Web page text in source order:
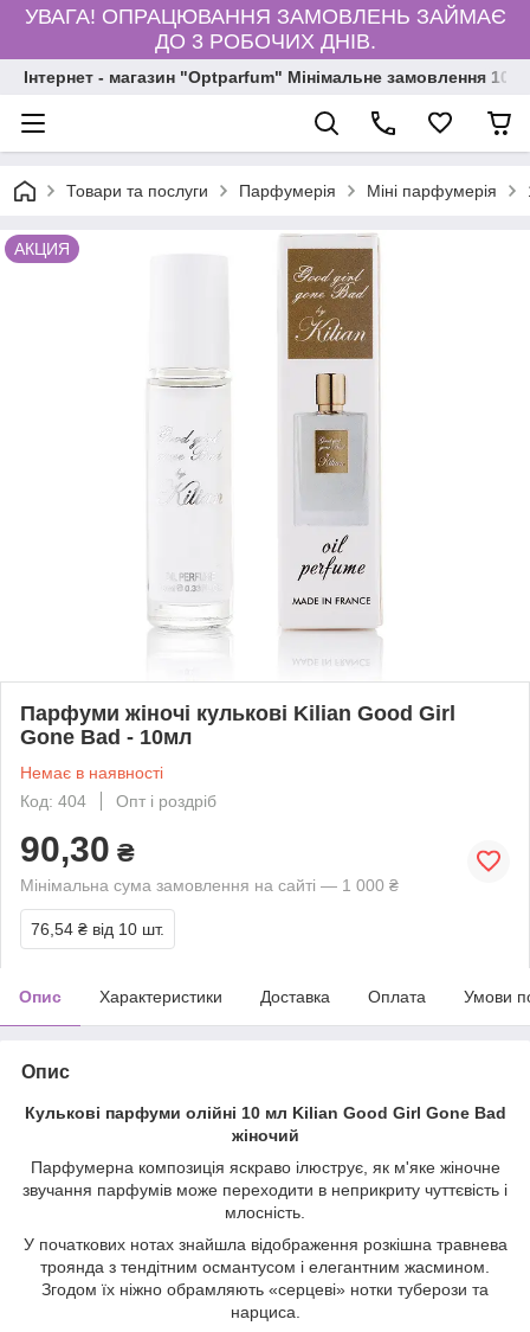
УВАГА! ОПРАЦЮВАННЯ ЗАМОВЛЕНЬ ЗАЙМАЄ
ДО 3 РОБОЧИХ ДНІВ.
Інтернет - магазин "Optparfum" Мінімальне замовлення
Товари та послуги Парфумерія Міні парфумерія
АКЦИЯ
Парфуми жіночі кулькові Kilian Good Girl
Gone Bad - 10мл
Немає в наявності
Код: 404
Опт і роздріб
90,30 ₴
Мінімальна сума замовлення на сайті — 1 000 ₴
76,54 ₴ від 10 шт.
Опис Характеристики Доставка Оплата Умови
Опис
Кулькові парфуми олійні 10 мл Kilian Good Girl Gone Bad
жіночий
Парфумерна композиція яскраво ілюструє, як м'яке жіночне
звучання парфумів може переходити в неприкриту чуттєвість і
млосність.
У початкових нотах знайшла відображення розкішна травнева
троянда з тендітним османтусом і елегантним жасмином.
Згодом їх ніжно обрамляють «серцеві» нотки туберози та
нарциса.